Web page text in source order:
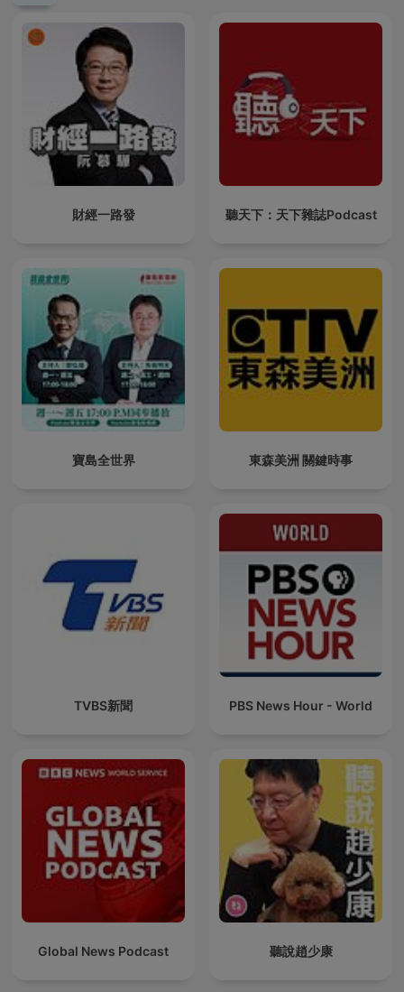
財經一路發 聽天下：天下雜誌Podcast
寶島全世界 東森美洲 關鍵時事
TVBS新聞 PBS News Hour - World
Global News Podcast 聽說趙少康